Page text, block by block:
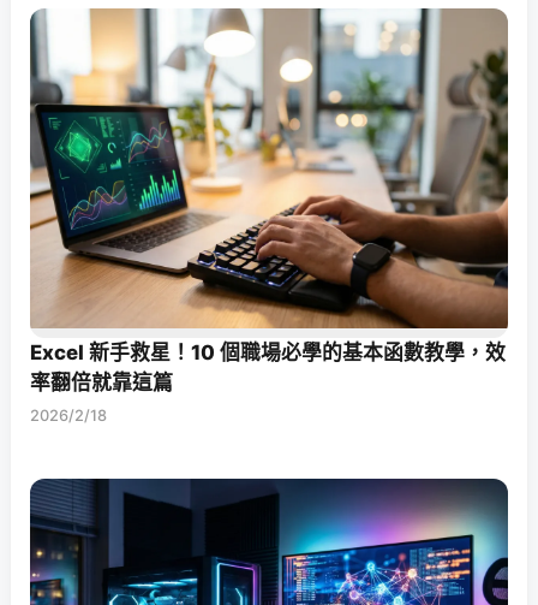
Excel 新手救星！10 個職場必學的基本函數教學，效
率翻倍就靠這篇
2026/2/18